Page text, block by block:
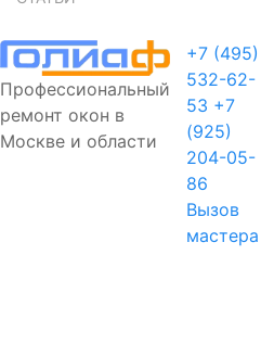
Профессиональный
ремонт окон в
Москве и области
+7 (495)
532-62-
53 +7
(925)
204-05-
86
Вызов
мастера